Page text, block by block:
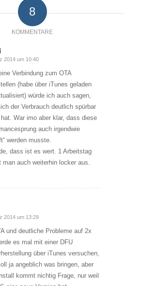
8
KOMMENTARE
2014 um 10:40
Verbindung zum OTA
(habe über iTunes geladen
würde ich auch sagen,
der Verbrauch deutlich spürbar
War imo aber klar, dass diese
auch irgendwie
werden musste.
dass ist es wert. 1 Arbeitstag
man auch weiterhin locker aus.
2014 um 13:29
und deutliche Probleme auf 2x
es mal mit einer DFU
über iTunes versuchen,
ja angeblich was bringen, aber
kommt nichtig Frage, nur weil